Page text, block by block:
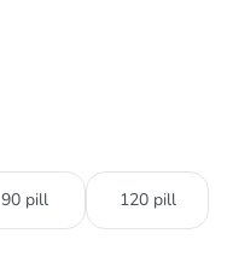
90 pill 120 pill